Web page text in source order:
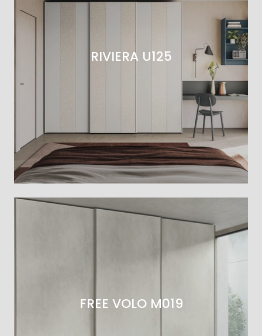
RIVIERA U125
FREE VOLO M019